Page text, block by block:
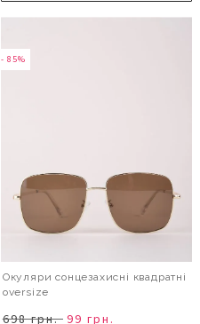
- 85%
Окуляри сонцезахисні квадратні
oversize
698 грн. 99 грн.